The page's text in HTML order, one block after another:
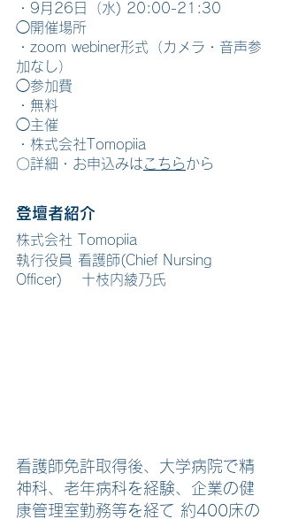
・9月26日（水) 20:00-21:30
◯開催場所
・zoom webiner形式（カメラ・音声参
加なし）
◯参加費
・無料
◯主催
・株式会社Tomopiia
〇詳細・お申込みはこちらから
登壇者紹介
株式会社 Tomopiia
執行役員 看護師(Chief Nursing
Officer) 　十枝内綾乃氏
看護師免許取得後、大学病院で精
神科、老年病科を経験、企業の健
康管理室勤務等を経て 約400床の